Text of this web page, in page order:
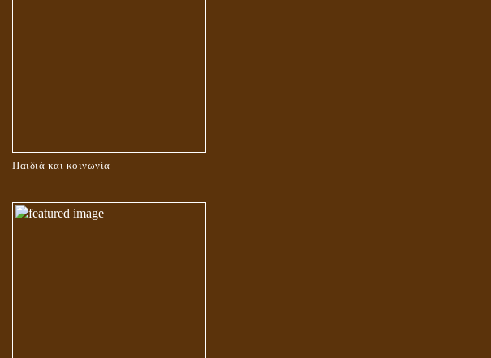
Παιδιά και κοινωνία